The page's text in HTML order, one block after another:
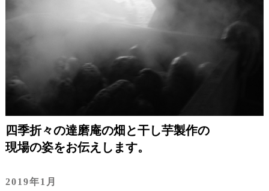
四季折々の達磨庵の畑と干し芋製作の
現場の姿をお伝えします。
2019年1月